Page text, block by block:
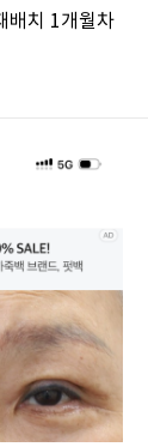
배치 1개월차